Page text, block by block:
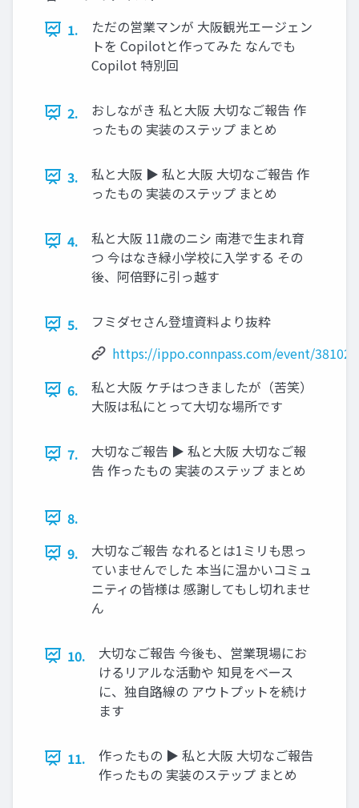
1.
ただの営業マンが 大阪観光エージェン
トを Copilotと作ってみた なんでも
Copilot 特別回
2.
おしながき 私と大阪 大切なご報告 作
ったもの 実装のステップ まとめ
3.
私と大阪 ▶ 私と大阪 大切なご報告 作
ったもの 実装のステップ まとめ
4.
私と大阪 11歳のニシ 南港で生まれ育
つ 今はなき緑小学校に入学する その
後、阿倍野に引っ越す
5.
フミダセさん登壇資料より抜粋
https://ippo.connpass.com/event/
6.
私と大阪 ケチはつきましたが（苦笑）
大阪は私にとって大切な場所です
7.
大切なご報告 ▶ 私と大阪 大切なご報
告 作ったもの 実装のステップ まとめ
8.
9.
大切なご報告 なれるとは1ミリも思っ
ていませんでした 本当に温かいコミュ
ニティの皆様は 感謝してもし切れませ
ん
10.
大切なご報告 今後も、営業現場にお
けるリアルな活動や 知見をベース
に、独自路線の アウトプットを続け
ます
11.
作ったもの ▶ 私と大阪 大切なご報告
作ったもの 実装のステップ まとめ